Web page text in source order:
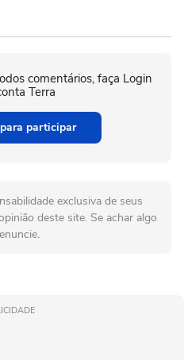
comentários, faça Login
Terra
participar
exclusiva de seus
deste site. Se achar algo